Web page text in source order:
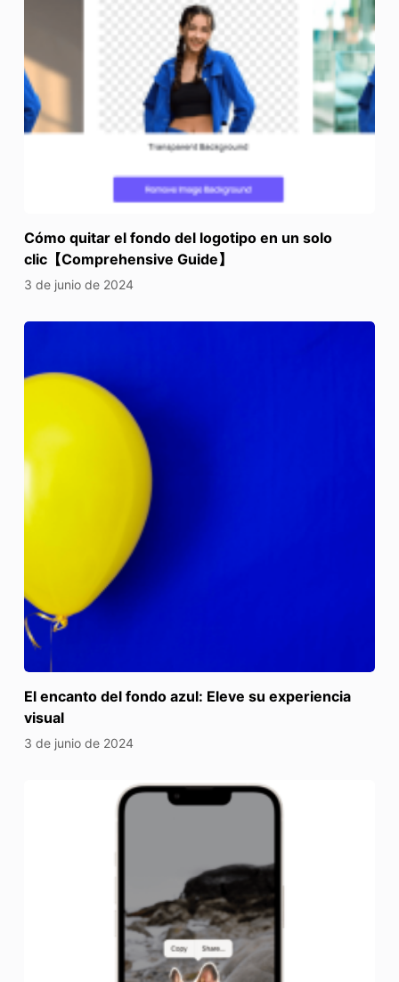
Cómo quitar el fondo del logotipo en un solo
clic【Comprehensive Guide】
3 de junio de 2024
El encanto del fondo azul: Eleve su experiencia
visual
3 de junio de 2024